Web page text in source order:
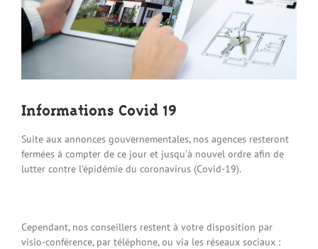
Informations Covid 19
Suite aux annonces gouvernementales, nos agences resteront
fermées à compter de ce jour et jusqu’à nouvel ordre afin de
lutter contre l’épidémie du coronavirus (Covid-19).
Cependant, nos conseillers restent à votre disposition par
visio-conférence, par téléphone, ou via les réseaux sociaux :